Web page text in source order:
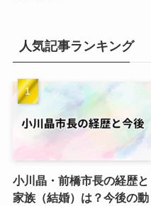
人気記事ランキング
小川晶・前橋市長の経歴と
家族（結婚）は？今後の動